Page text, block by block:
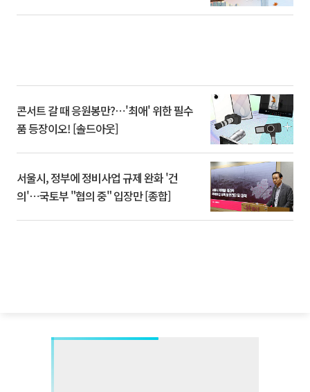
콘서트 갈 때 응원봉만?⋯'최애' 위한 필수
품 등장이오! [솔드아웃]
서울시, 정부에 정비사업 규제 완화 '건
의'⋯국토부 "협의 중" 입장만 [종합]